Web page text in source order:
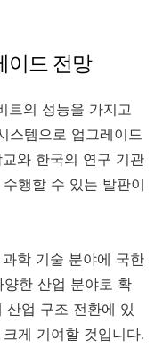
이드 전망
트의 성능을 가지고
스템으로 업그레이드
와 한국의 연구 기관
행할 수 있는 발판이
학 기술 분야에 국한
한 산업 분야로 확
산업 구조 전환에 있
게 기여할 것입니다.